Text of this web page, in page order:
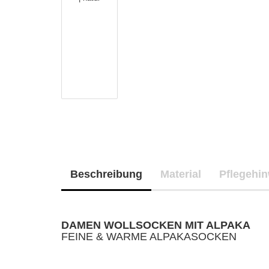
Beschreibung Material
DAMEN WOLLSOCKEN MIT ALPAKA
FEINE & WARME ALPAKASOCKEN